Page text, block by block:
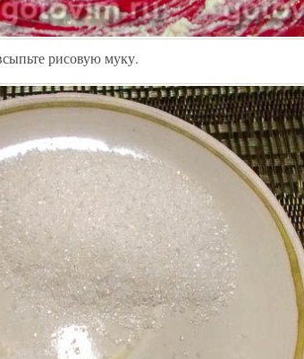
рисовую муку.